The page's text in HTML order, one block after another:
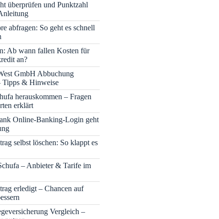
überprüfen und Punktzahl
abfragen: So geht es schnell
Ab wann fallen Kosten für
an?
GmbH Abbuchung
Tipps & Hinweise
herauskommen – Fragen
erklärt
Online-Banking-Login geht
selbst löschen: So klappt es
– Anbieter & Tarife im
erledigt – Chancen auf
Vergleich –